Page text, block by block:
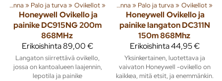
Rakenna ‪» Palo ja turva ‪» Ovikellot‪»
Honeywell Ovikello ja
painike DC915NG 200m
868MHz
Erikoishinta89,00 €
Langaton siirrettävä ovikello,
jossa on kantoalueen laajennin,
lepotila ja painike
Tuoteryhmiä ja tuotteita‪» Rakenna ‪» Palo ja turva ‪» Ovikellot‪»
Honeywell Ovikello ja
painike langaton DC311N
150m 868Mhz
Erikoishinta44,95 €
Yksinkertainen, luotettava ja
vaivaton Honeywell -ovikello on
kaikkea, mitä etsit, ja enemmänkin.